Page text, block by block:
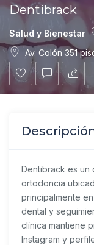
Dentibrack
Salud y Bienestar
Av. Colón 351
Dentibrack es
ortodoncia
principalmente
dental y
clínica mantiene
Instagram y